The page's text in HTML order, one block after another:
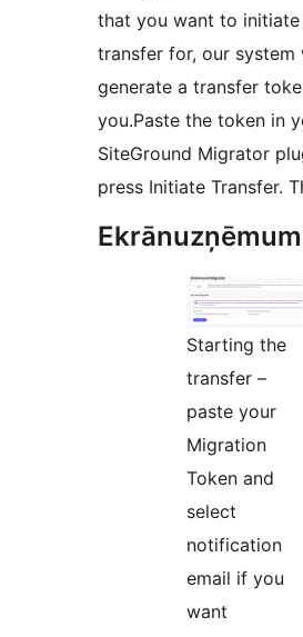
that you want to
transfer for, our system
generate a transfer
you.Paste the token in
SiteGround Migrator
press Initiate Transfer.
Starting the
transfer –
paste your
Migration
Token and
select
notification
email if you
want